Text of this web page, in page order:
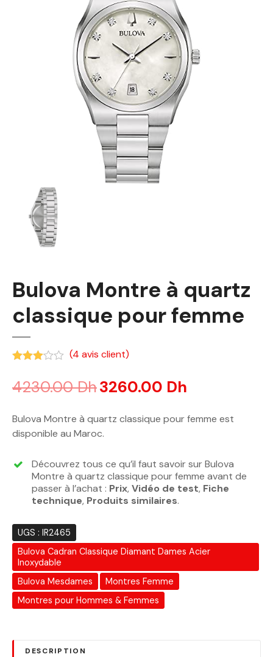
Bulova Montre à quartz
classique pour femme
(4 avis client)
4230.00Dh3260.00 Dh
Bulova Montre à quartz classique pour femme est
disponible au Maroc.
Découvrez tous ce qu’il faut savoir sur Bulova
Montre à quartz classique pour femme avant de
passer à l’achat : Prix, Vidéo de test, Fiche
technique, Produits similaires.
UGS : IR2465
Bulova Cadran Classique Diamant Dames Acier
Inoxydable
Bulova Mesdames
Montres Femme
Montres pour Hommes & Femmes
DESCRIPTION